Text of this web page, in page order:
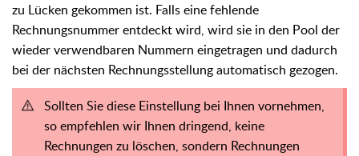
zu Lücken gekommen ist. Falls eine fehlende
Rechnungsnummer entdeckt wird, wird sie in den Pool der
wieder verwendbaren Nummern eingetragen und dadurch
bei der nächsten Rechnungsstellung automatisch gezogen.
Sollten Sie diese Einstellung bei Ihnen vornehmen,
so empfehlen wir Ihnen dringend, keine
Rechnungen zu löschen, sondern Rechnungen